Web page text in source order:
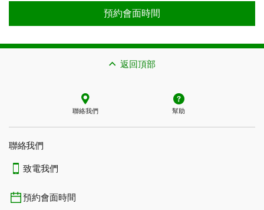
預約會面時間
預約會面時間
返回頂部
聯絡我們 幫助
聯絡我們
致電我們
預約會面時間